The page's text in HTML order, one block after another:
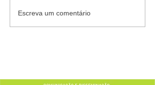
Escreva um comentário